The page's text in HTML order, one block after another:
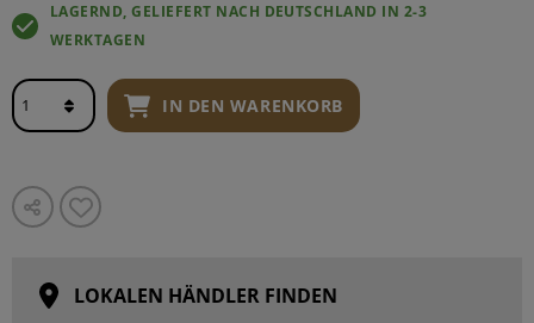
LAGERND, GELIEFERT NACH DEUTSCHLAND IN 2-3
WERKTAGEN
IN DEN WARENKORB
LOKALEN HÄNDLER FINDEN